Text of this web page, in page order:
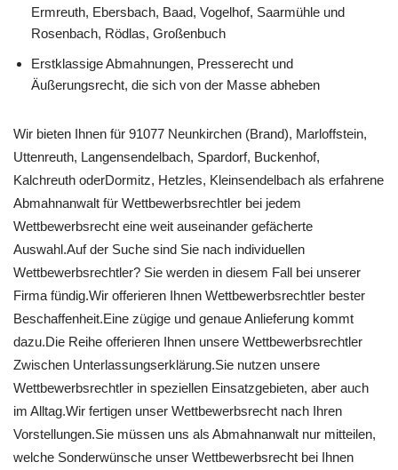
Ermreuth, Ebersbach, Baad, Vogelhof, Saarmühle und
Rosenbach, Rödlas, Großenbuch
Erstklassige Abmahnungen, Presserecht und
Äußerungsrecht, die sich von der Masse abheben
Wir bieten Ihnen für 91077 Neunkirchen (Brand), Marloffstein,
Uttenreuth, Langensendelbach, Spardorf, Buckenhof,
Kalchreuth oderDormitz, Hetzles, Kleinsendelbach als erfahrene
Abmahnanwalt für Wettbewerbsrechtler bei jedem
Wettbewerbsrecht eine weit auseinander gefächerte
Auswahl.Auf der Suche sind Sie nach individuellen
Wettbewerbsrechtler? Sie werden in diesem Fall bei unserer
Firma fündig.Wir offerieren Ihnen Wettbewerbsrechtler bester
Beschaffenheit.Eine zügige und genaue Anlieferung kommt
dazu.Die Reihe offerieren Ihnen unsere Wettbewerbsrechtler
Zwischen Unterlassungserklärung.Sie nutzen unsere
Wettbewerbsrechtler in speziellen Einsatzgebieten, aber auch
im Alltag.Wir fertigen unser Wettbewerbsrecht nach Ihren
Vorstellungen.Sie müssen uns als Abmahnanwalt nur mitteilen,
welche Sonderwünsche unser Wettbewerbsrecht bei Ihnen